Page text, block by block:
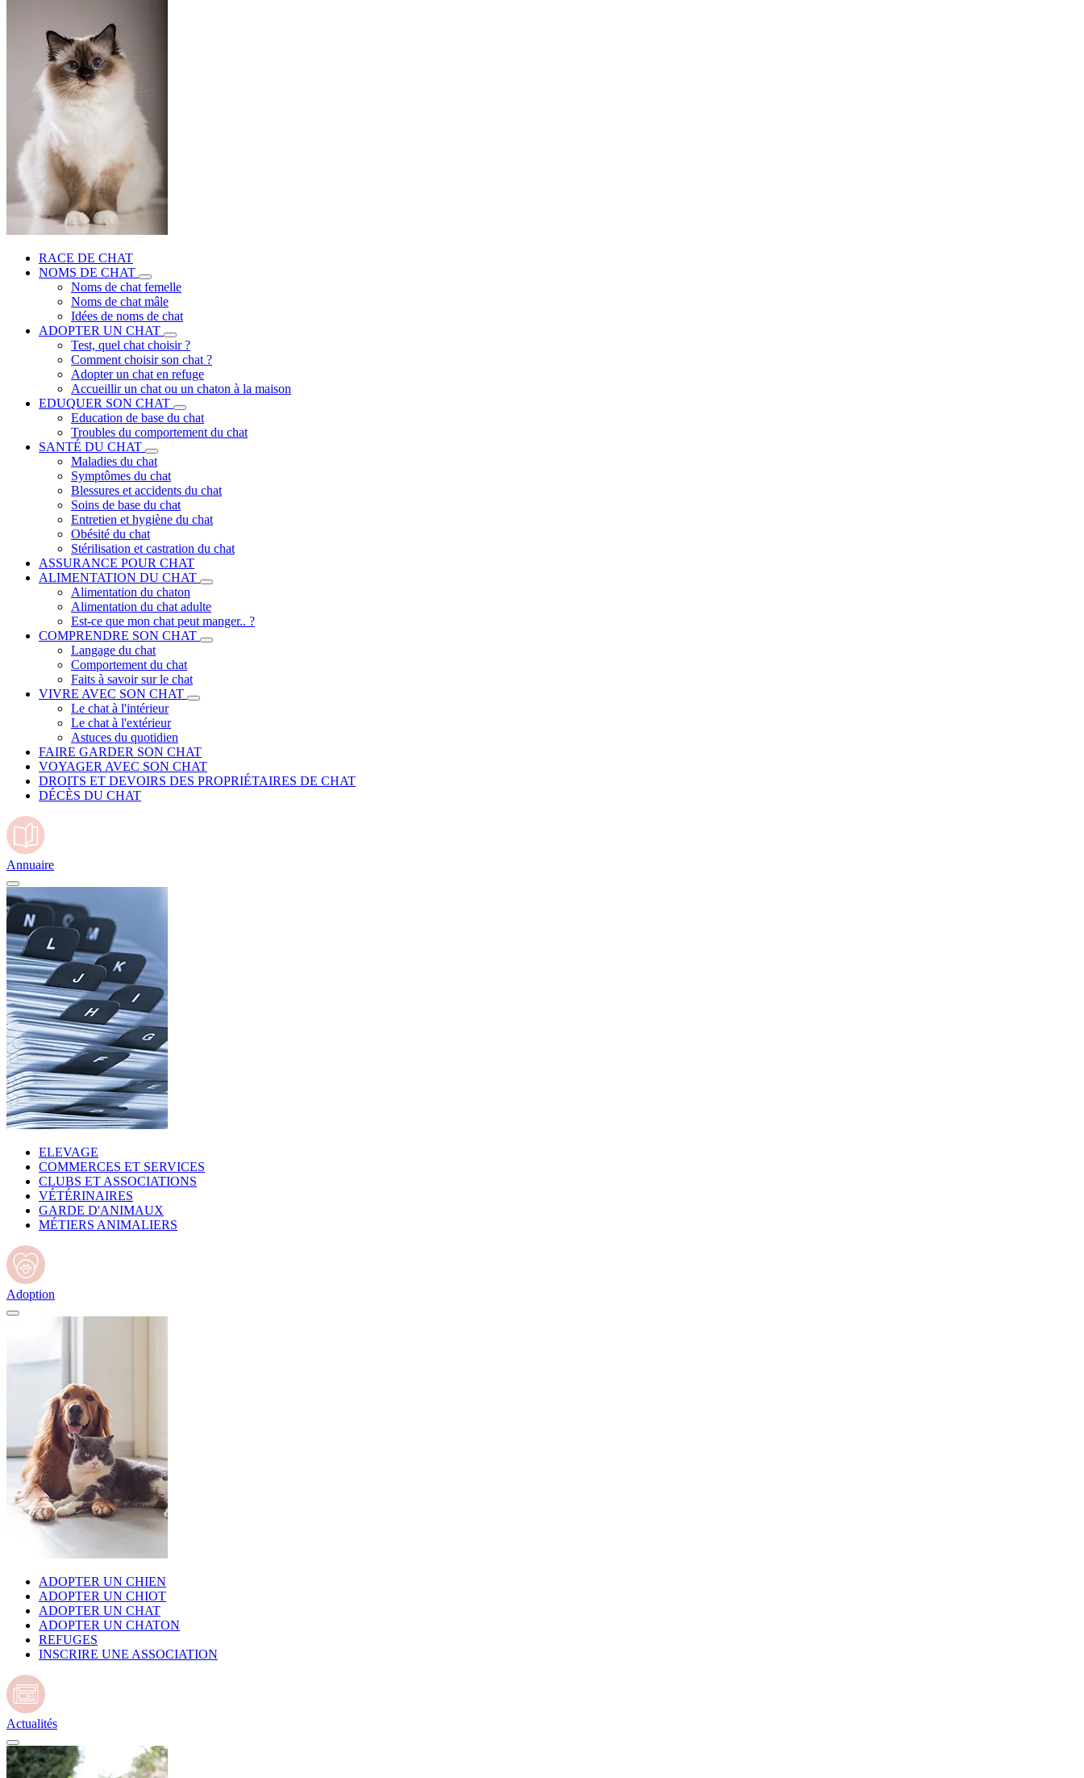
RACE DE CHAT
NOMS DE CHAT
Noms de chat femelle
Noms de chat mâle
Idées de noms de chat
ADOPTER UN CHAT
Test, quel chat choisir ?
Comment choisir son chat ?
Adopter un chat en refuge
Accueillir un chat ou un chaton à la maison
EDUQUER SON CHAT
Education de base du chat
Troubles du comportement du chat
SANTÉ DU CHAT
Maladies du chat
Symptômes du chat
Blessures et accidents du chat
Soins de base du chat
Entretien et hygiène du chat
Obésité du chat
Stérilisation et castration du chat
ASSURANCE POUR CHAT
ALIMENTATION DU CHAT
Alimentation du chaton
Alimentation du chat adulte
Est-ce que mon chat peut manger.. ?
COMPRENDRE SON CHAT
Langage du chat
Comportement du chat
Faits à savoir sur le chat
VIVRE AVEC SON CHAT
Le chat à l'intérieur
Le chat à l'extérieur
Astuces du quotidien
FAIRE GARDER SON CHAT
VOYAGER AVEC SON CHAT
DROITS ET DEVOIRS DES PROPRIÉTAIRES DE CHAT
DÉCÈS DU CHAT
Annuaire
ELEVAGE
COMMERCES ET SERVICES
CLUBS ET ASSOCIATIONS
VÉTÉRINAIRES
GARDE D'ANIMAUX
MÉTIERS ANIMALIERS
Adoption
ADOPTER UN CHIEN
ADOPTER UN CHIOT
ADOPTER UN CHAT
ADOPTER UN CHATON
REFUGES
INSCRIRE UNE ASSOCIATION
Actualités